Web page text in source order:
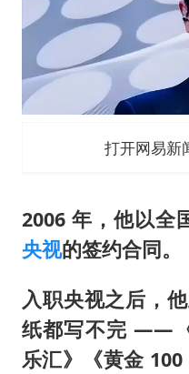
打开网易新
2006 年，他以全
央视的签约合同。
入职央视之后，
纸都写不完 ——
乐汇》《黄金